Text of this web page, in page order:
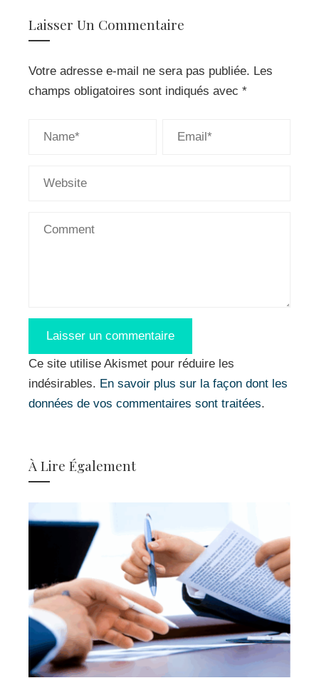
Laisser Un Commentaire
Votre adresse e-mail ne sera pas publiée. Les
champs obligatoires sont indiqués avec *
Ce site utilise Akismet pour réduire les
indésirables. En savoir plus sur la façon dont les
données de vos commentaires sont traitées.
À Lire Également